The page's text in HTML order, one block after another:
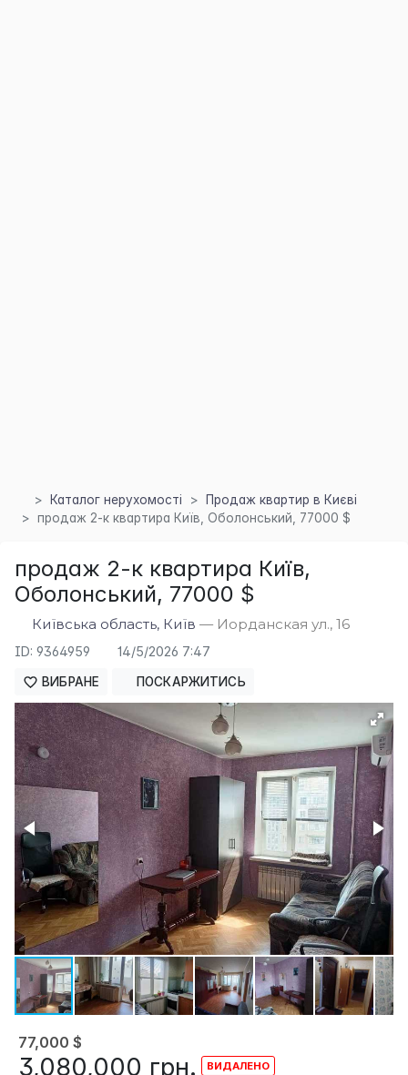
Каталог нерухомості
Продаж квартир в Києві
продаж 2-к квартира Київ, Оболонський, 77000 $
продаж 2-к квартира Київ,
Оболонський, 77000 $
Київська область, Київ — Иорданская ул., 16
ID: 9364959 14/5/2026 7:47
ВИБРАНЕ ПОСКАРЖИТИСЬ
77,000 $
3,080,000 грн.